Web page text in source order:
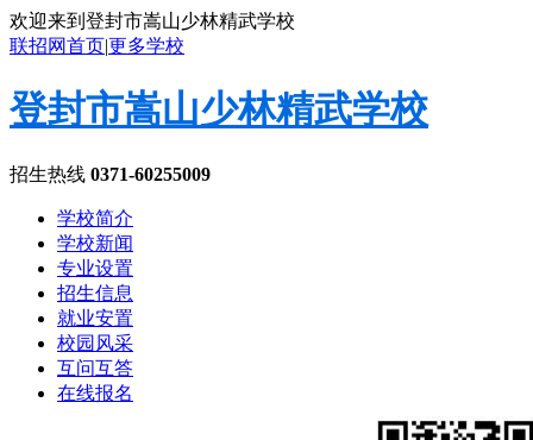
欢迎来到登封市嵩山少林精武学校
联招网首页|更多学校
登封市嵩山少林精武学校
招生热线 0371-60255009
学校简介
学校新闻
专业设置
招生信息
就业安置
校园风采
互问互答
在线报名